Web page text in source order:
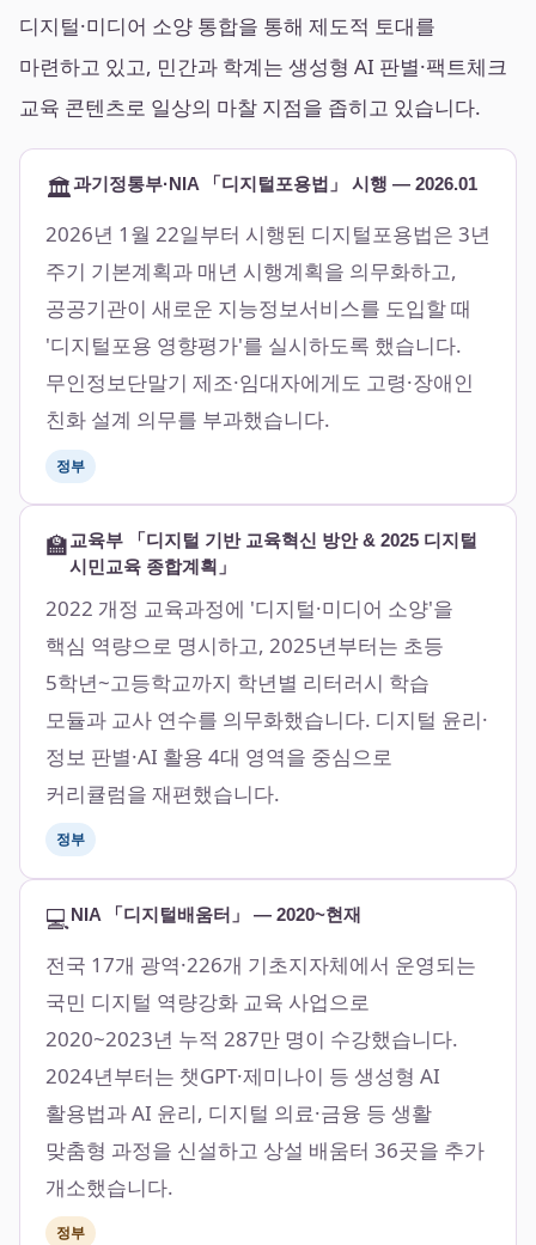
디지털·미디어 소양 통합을 통해 제도적 토대를
마련하고 있고, 민간과 학계는 생성형 AI 판별·팩트체크
교육 콘텐츠로 일상의 마찰 지점을 좁히고 있습니다.
🏛️과기정통부·NIA 「디지털포용법」 시행 — 2026.01
2026년 1월 22일부터 시행된 디지털포용법은 3년
주기 기본계획과 매년 시행계획을 의무화하고,
공공기관이 새로운 지능정보서비스를 도입할 때
'디지털포용 영향평가'를 실시하도록 했습니다.
무인정보단말기 제조·임대자에게도 고령·장애인
친화 설계 의무를 부과했습니다.
정부
🏫 교육부 「디지털 기반 교육혁신 방안 & 2025 디지털
시민교육 종합계획」
2022 개정 교육과정에 '디지털·미디어 소양'을
핵심 역량으로 명시하고, 2025년부터는 초등
5학년~고등학교까지 학년별 리터러시 학습
모듈과 교사 연수를 의무화했습니다. 디지털 윤리·
정보 판별·AI 활용 4대 영역을 중심으로
커리큘럼을 재편했습니다.
정부
💻NIA 「디지털배움터」 — 2020~현재
전국 17개 광역·226개 기초지자체에서 운영되는
국민 디지털 역량강화 교육 사업으로
2020~2023년 누적 287만 명이 수강했습니다.
2024년부터는 챗GPT·제미나이 등 생성형 AI
활용법과 AI 윤리, 디지털 의료·금융 등 생활
맞춤형 과정을 신설하고 상설 배움터 36곳을 추가
개소했습니다.
정부